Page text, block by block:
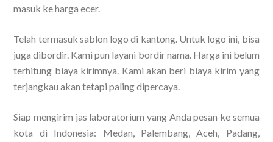
masuk ke harga ecer.
Telah termasuk sablon logo di kantong. Untuk logo ini, bisa
juga dibordir. Kami pun layani bordir nama. Harga ini belum
terhitung biaya kirimnya. Kami akan beri biaya kirim yang
terjangkau akan tetapi paling dipercaya.
Siap mengirim jas laboratorium yang Anda pesan ke semua
kota di Indonesia: Medan, Palembang, Aceh, Padang,